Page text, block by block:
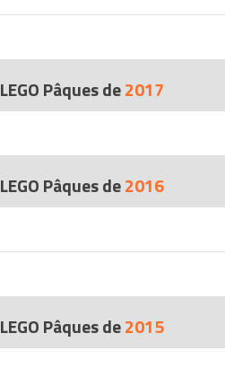
LEGO Pâques de2017
LEGO Pâques de2016
LEGO Pâques de2015